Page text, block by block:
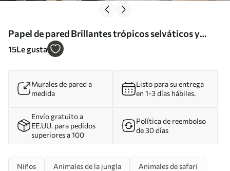
Papel de pared Brillantes trópicos selváticos y
animales Nr. u74696
15Le gusta
Murales de pared a
medida
Listo para su entrega
en 1-3 días hábiles.
Envío gratuito a
EE.UU. para pedidos
superiores a 100
Política de reembolso
de 30 días
Niños Animales de la jungla Animales de safari